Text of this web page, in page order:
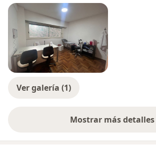
Ver galería (1)
Mostrar más detalles
sobre la